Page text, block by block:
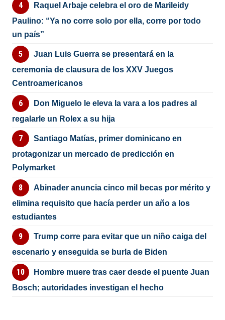
Raquel Arbaje celebra el oro de Marileidy
Paulino: “Ya no corre solo por ella, corre por todo
un país”
Juan Luis Guerra se presentará en la
ceremonia de clausura de los XXV Juegos
Centroamericanos
Don Miguelo le eleva la vara a los padres al
regalarle un Rolex a su hija
Santiago Matías, primer dominicano en
protagonizar un mercado de predicción en
Polymarket
Abinader anuncia cinco mil becas por mérito y
elimina requisito que hacía perder un año a los
estudiantes
Trump corre para evitar que un niño caiga del
escenario y enseguida se burla de Biden
Hombre muere tras caer desde el puente Juan
Bosch; autoridades investigan el hecho